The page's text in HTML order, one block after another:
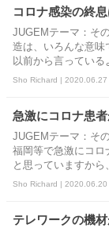
コロナ感染の終
JUGEMテーマ：そ
造は、いろんな意味
以前から言っている
Sho Richard |
急激にコロナ患
JUGEMテーマ：そ
福岡等で急激にコロ
と思っていますから
Sho Richard |
テレワークの機